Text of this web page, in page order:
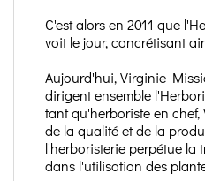
C'est alors en 2011 que
voit le jour, concrétisant
Aujourd'hui, Virginie
dirigent ensemble
tant qu'herboriste en
de la qualité et de la
l'herboristerie perpétue la
dans l'utilisation des